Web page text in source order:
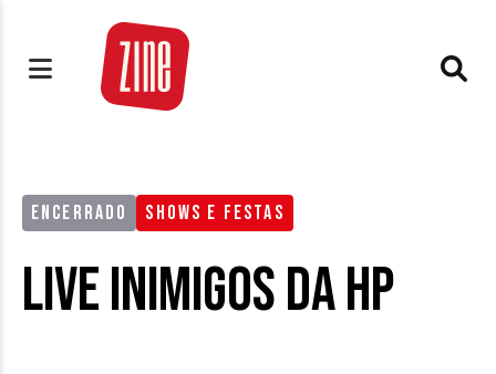
ENCERRADO SHOWS E FESTAS
Live Inimigos da HP